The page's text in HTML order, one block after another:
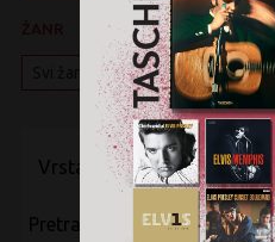
Vrsta pregleda:
Pretraži po: